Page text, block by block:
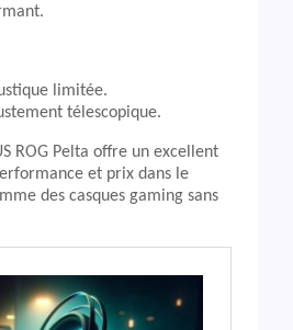
limitée.
télescopique.
ROG Pelta offre un excellent
et prix dans le
des casques gaming sans